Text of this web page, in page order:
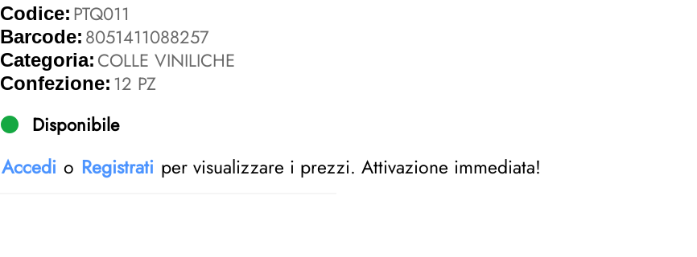
Codice: PTQ011
Barcode: 8051411088257
Categoria: COLLE VINILICHE
Confezione: 12 PZ
Disponibile
Accedi o Registrati per visualizzare i prezzi. Attivazione immediata!